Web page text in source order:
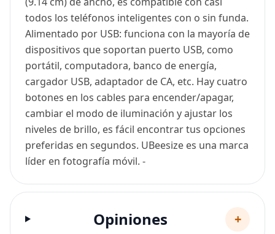
todos los teléfonos inteligentes con o sin funda.
Alimentado por USB: funciona con la mayoría de
dispositivos que soportan puerto USB, como
portátil, computadora, banco de energía,
cargador USB, adaptador de CA, etc. Hay cuatro
botones en los cables para encender/apagar,
cambiar el modo de iluminación y ajustar los
niveles de brillo, es fácil encontrar tus opciones
preferidas en segundos. UBeesize es una marca
líder en fotografía móvil. -
Opiniones +